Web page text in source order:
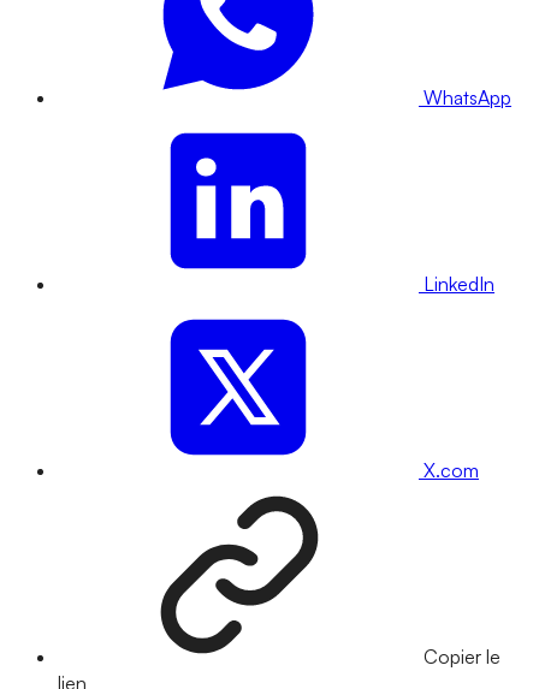
WhatsApp
LinkedIn
X.com
Copier le
lien